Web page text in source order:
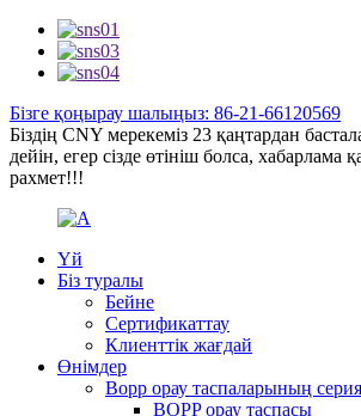
Бізге қоңырау шалыңыз: 86-21-66120569
Біздің CNY мерекеміз 23 қаңтардан
дейін, егер сізде өтініш болса, хабарлама
рахмет!!!
Үй
Біз туралы
Бейне
Сертификаттау
Клиенттік жағдай
Өнімдер
Bopp орау таспаларының
BOPP орау таспасы